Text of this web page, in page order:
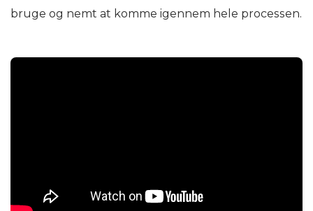
bruge og nemt at komme igennem hele processen.